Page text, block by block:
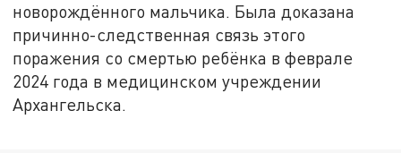
новорождённого мальчика. Была доказана
причинно-следственная связь этого
поражения со смертью ребёнка в феврале
2024 года в медицинском учреждении
Архангельска.